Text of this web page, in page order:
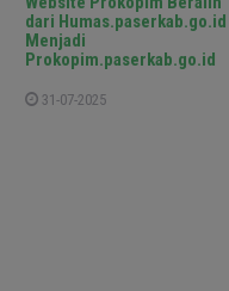
dari Humas.paserkab.go.id
Menjadi
Prokopim.paserkab.go.id
31-07-2025